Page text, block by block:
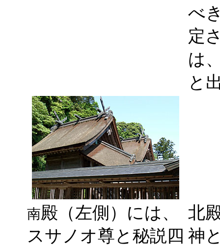
べ
定
は
と
南殿（左側）には、
スサノオ尊と秘説四
北
神